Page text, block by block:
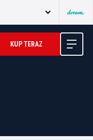
KUP TERAZ